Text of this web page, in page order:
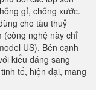
gỉ, chống xước.
cho tàu thuỷ
(công nghệ này chỉ
US). Bên cạnh
kiểu dáng sang
tế, hiện đại, mang